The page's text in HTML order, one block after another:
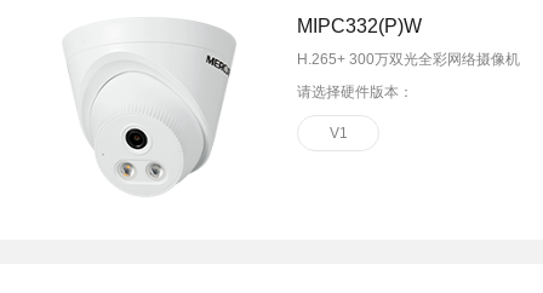
MIPC332(P)W
H.265+ 300万双光全彩网络摄像机
请选择硬件版本：
V1